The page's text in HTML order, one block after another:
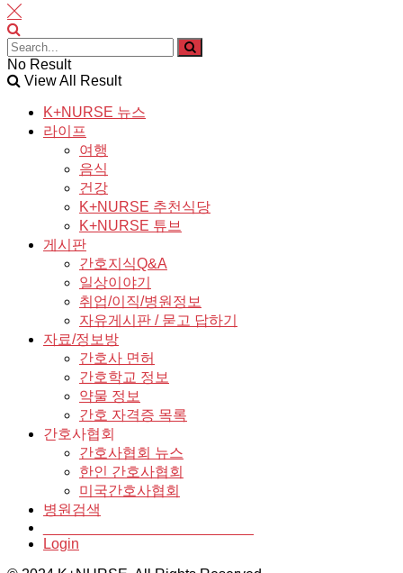
No Result
View All Result
K+NURSE 뉴스
라이프
여행
음식
건강
K+NURSE 추천식당
K+NURSE 튜브
게시판
간호지식Q&A
일상이야기
취업/이직/병원정보
자유게시판 / 묻고 답하기
자료/정보방
간호사 면허
간호학교 정보
약물 정보
간호 자격증 목록
간호사협회
간호사협회 뉴스
한인 간호사협회
미국간호사협회
병원검색
Login